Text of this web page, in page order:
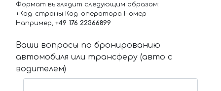
Формат выглядит следующим образом:
+Код_страны Код_оператора Номер
Например, +49 176 22366899
Ваши вопросы по бронированию
автомобиля или трансферу (авто с
водителем)